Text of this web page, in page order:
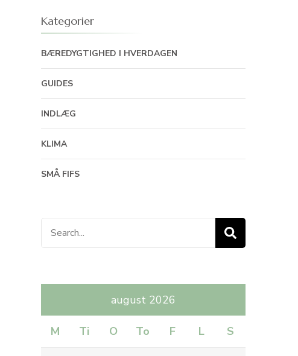
Kategorier
BÆREDYGTIGHED I HVERDAGEN
GUIDES
INDLÆG
KLIMA
SMÅ FIFS
Search
for:
august 2026
M Ti O To F L S